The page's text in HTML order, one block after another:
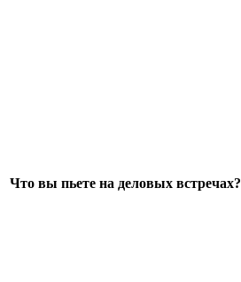
Что вы пьете на деловых встречах?